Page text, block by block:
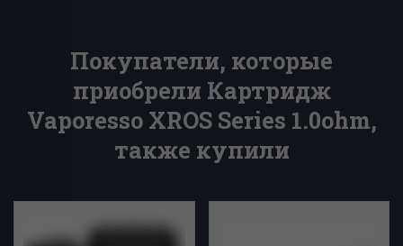
Покупатели, которые
приобрели Картридж
Vaporesso XROS Series 1.0ohm,
также купили